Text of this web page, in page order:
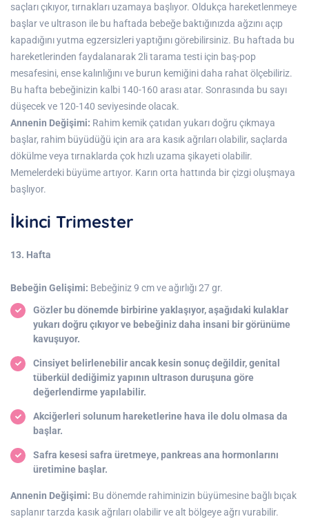
saçları çıkıyor, tırnakları uzamaya başlıyor. Oldukça hareketlenmeye
başlar ve ultrason ile bu haftada bebeğe baktığınızda ağzını açıp
kapadığını yutma egzersizleri yaptığını görebilirsiniz. Bu haftada bu
hareketlerinden faydalanarak 2li tarama testi için baş-pop
mesafesini, ense kalınlığını ve burun kemiğini daha rahat ölçebiliriz.
Bu hafta bebeğinizin kalbi 140-160 arası atar. Sonrasında bu sayı
düşecek ve 120-140 seviyesinde olacak.
Annenin Değişimi: Rahim kemik çatıdan yukarı doğru çıkmaya
başlar, rahim büyüdüğü için ara ara kasık ağrıları olabilir, saçlarda
dökülme veya tırnaklarda çok hızlı uzama şikayeti olabilir.
Memelerdeki büyüme artıyor. Karın orta hattında bir çizgi oluşmaya
başlıyor.
İkinci Trimester
13. Hafta
Bebeğin Gelişimi: Bebeğiniz 9 cm ve ağırlığı 27 gr.
Gözler bu dönemde birbirine yaklaşıyor, aşağıdaki kulaklar
yukarı doğru çıkıyor ve bebeğiniz daha insani bir görünüme
kavuşuyor.
Cinsiyet belirlenebilir ancak kesin sonuç değildir, genital
tüberkül dediğimiz yapının ultrason duruşuna göre
değerlendirme yapılabilir.
Akciğerleri solunum hareketlerine hava ile dolu olmasa da
başlar.
Safra kesesi safra üretmeye, pankreas ana hormonlarını
üretimine başlar.
Annenin Değişimi: Bu dönemde rahiminizin büyümesine bağlı bıçak
saplanır tarzda kasık ağrıları olabilir ve alt bölgeye ağrı vurabilir.